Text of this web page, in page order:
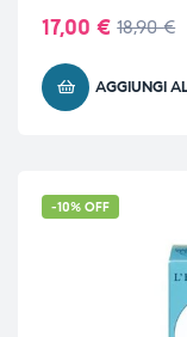
18,90€
17,00 €
AGGIUNGI
-10% OFF